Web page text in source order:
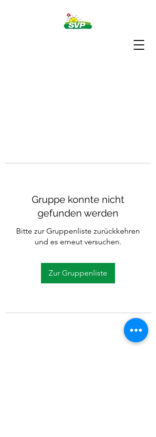
Gruppe konnte nicht
gefunden werden
Bitte zur Gruppenliste zurückkehren
und es erneut versuchen.
Zur Gruppenliste